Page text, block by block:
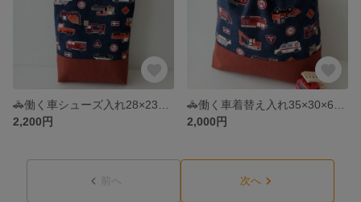
2,200円
2,000円
前へ 次へ